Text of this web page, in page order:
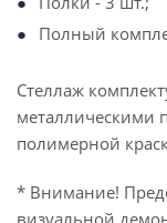
Полный
Стеллаж
металлическими
полимерной
* Внимание!
визуальной